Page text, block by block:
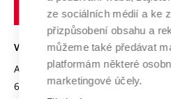
Open Science
Projekty
Projekty ze strukturálních fondů
Specifický výzkum
Mezinárodní dohody
Univerzitní sítě
Podnikavá univerzita / ContriBUTe
Bezpečná univerzita
Vyznamenání
Organizační struktura
VYSOKÉ UČENÍ TECHNICKÉ V
Antonínská 548/1
602 00 Brno
ze sociálních médií a ke
přizpůsobení obsahu a
můžeme také předávat
platformám některé
marketingové účely.